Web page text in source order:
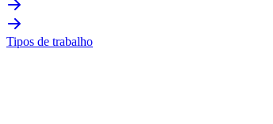
Tipos de trabalho